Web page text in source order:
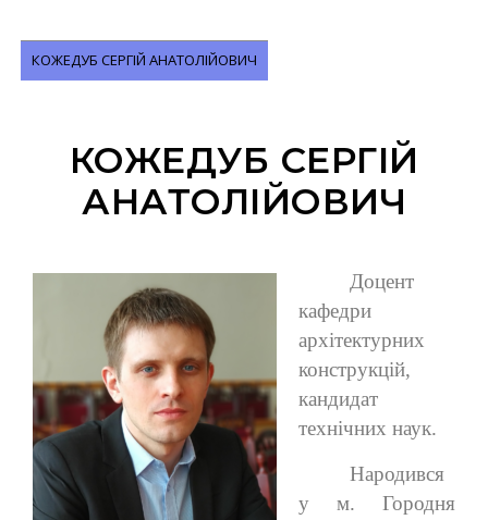
КОЖЕДУБ СЕРГІЙ АНАТОЛІЙОВИЧ
КОЖЕДУБ СЕРГІЙ
АНАТОЛІЙОВИЧ
Доцент
кафедри
архітектурних
конструкцій,
кандидат
технічних наук.
Народився
у м. Городня